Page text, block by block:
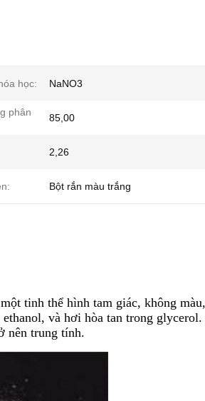
học: NaNO3
phân 85,00
2,26
Bột rắn màu trắng
tinh thể hình tam giác, không
và hơi hòa tan trong
nên trung tính.